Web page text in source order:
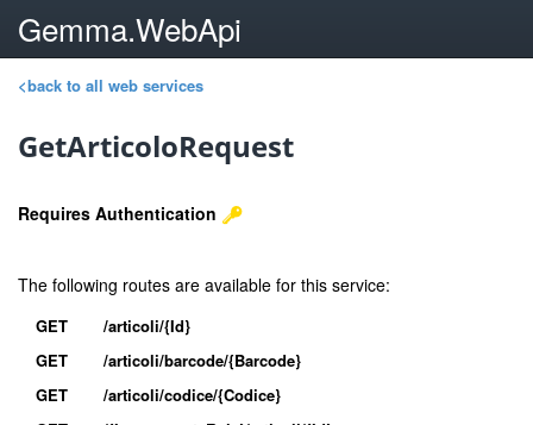
Gemma.WebApi
<back to all web services
GetArticoloRequest
Requires Authentication
The following routes are available for this service:
GET
/articoli/{Id}
GET
/articoli/barcode/{Barcode}
GET
/articoli/codice/{Codice}